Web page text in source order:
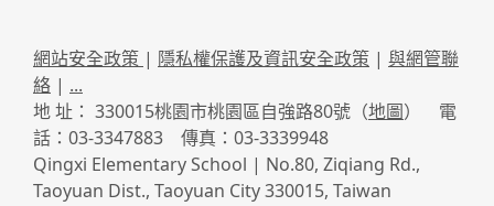
網站安全政策 | 隱私權保護及資訊安全政策 | 與網管聯
絡 | ...
地 址： 330015桃園市桃園區自強路80號（地圖） 電
話：03-3347883 傳真：03-3339948
Qingxi Elementary School | No.80, Ziqiang Rd.,
Taoyuan Dist., Taoyuan City 330015, Taiwan